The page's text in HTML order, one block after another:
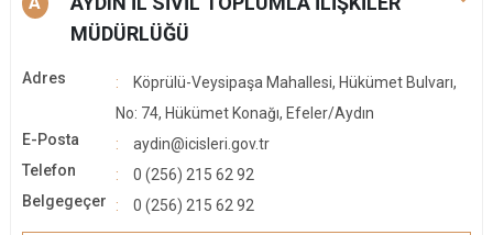
MÜDÜRLÜĞÜ
Adres
Köprülü-Veysipaşa Mahallesi, Hükümet Bulvarı,
No: 74, Hükümet Konağı, Efeler/Aydın
E-Posta
aydin@icisleri.gov.tr
Telefon
0 (256) 215 62 92
Belgegeçer
0 (256) 215 62 92